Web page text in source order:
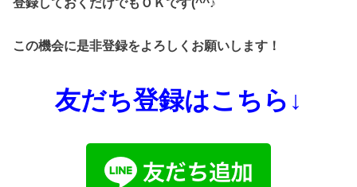
この機会に是非登録をよろしくお願いします！
友だち登録はこちら↓